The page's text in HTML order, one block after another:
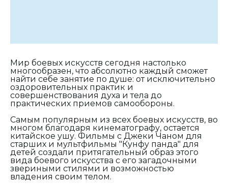
Мир боевых искусств сегодня настолько
многообразен, что абсолютно каждый сможет
найти себе занятие по душе: от исключительно
оздоровительных практик и
совершенствования духа и тела до
практических приемов самообороны.
Самым популярным из всех боевых искусств, во
многом благодаря кинематографу, остается
китайское ушу. Фильмы с Джеки Чаном для
старших и мультфильмы "Кунфу панда" для
детей создали притягательный образ этого
вида боевого искусства с его загадочными
звериными стилями и возможностью
владения своим телом.